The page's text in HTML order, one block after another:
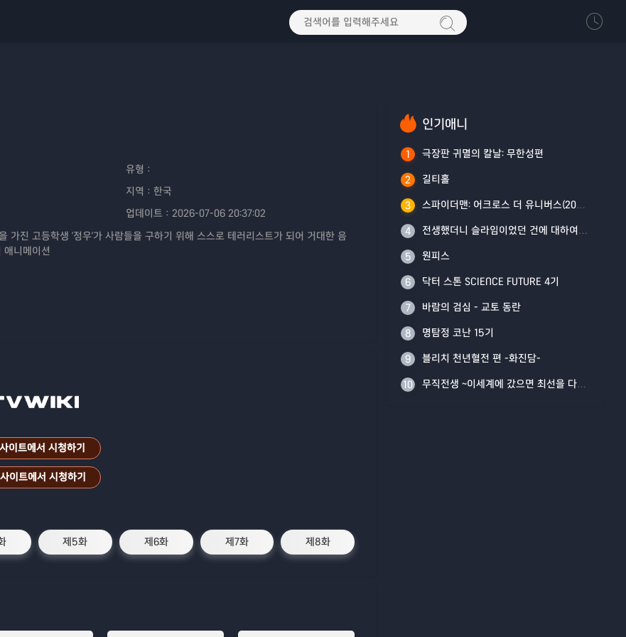
유형：
지역： 한국
업데이트： 2026-07-06 20:37:02
가진 고등학생 '정우'가 사람들을 구하기 위해 스스로 테러리스트가 되어 거대한 음
니메이션
이트에서 시청하기
이트에서 시청하기
제5화 제6화 제7화 제8화
인기애니
1 극장판 귀멸의 칼날: 무한성편
2 길티홀
3 스파이더맨: 어크로스 더 유니버스(2023)
4 전생했더니 슬라임이었던 건에 대하여 4기
5 원피스
6 닥터 스톤 SCIENCE FUTURE 4기
7 바람의 검심 - 교토 동란
8 명탐정 코난 15기
9 블리치 천년혈전 편 -화진담-
10 무직전생 ~이세계에 갔으면 최선을 다한다~ Part 2